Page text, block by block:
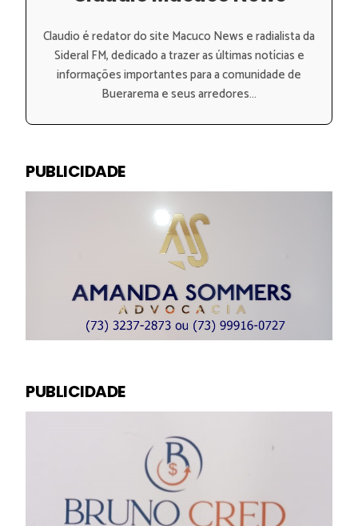
Claudio é redator do site Macuco News e radialista da
Sideral FM, dedicado a trazer as últimas notícias e
informações importantes para a comunidade de
Buerarema e seus arredores...
PUBLICIDADE
PUBLICIDADE